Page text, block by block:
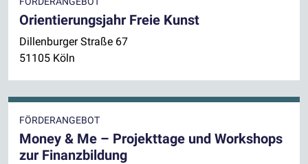
Orientierungsjahr Freie Kunst
Dillenburger Straße 67
51105 Köln
FÖRDERANGEBOT
Money & Me – Projekttage und Workshops
zur Finanzbildung